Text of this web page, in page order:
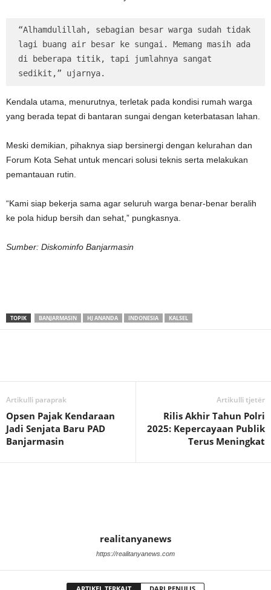
“Alhamdulillah, sebagian besar warga sudah tidak
lagi buang air besar ke sungai. Memang masih ada
di beberapa titik, tapi jumlahnya sangat
sedikit,” ujarnya.
Kendala utama, menurutnya, terletak pada kondisi rumah warga
yang berada tepat di bantaran sungai dengan keterbatasan lahan.
Meski demikian, pihaknya siap bersinergi dengan kelurahan dan
Forum Kota Sehat untuk mencari solusi teknis serta melakukan
pemantauan rutin.
“Kami siap bekerja sama agar seluruh warga benar-benar beralih
ke pola hidup bersih dan sehat,” pungkasnya.
Sumber: Diskominfo Banjarmasin
TOPIK BANJARMASIN HJ ANANDA INDONESIA KALSEL
Artikulli paraprak
Opsen Pajak Kendaraan
Jadi Senjata Baru PAD
Banjarmasin
Artikulli tjetër
Rilis Akhir Tahun Polri
2025: Kepercayaan Publik
Terus Meningkat
realitanyanews
https://realitanyanews.com